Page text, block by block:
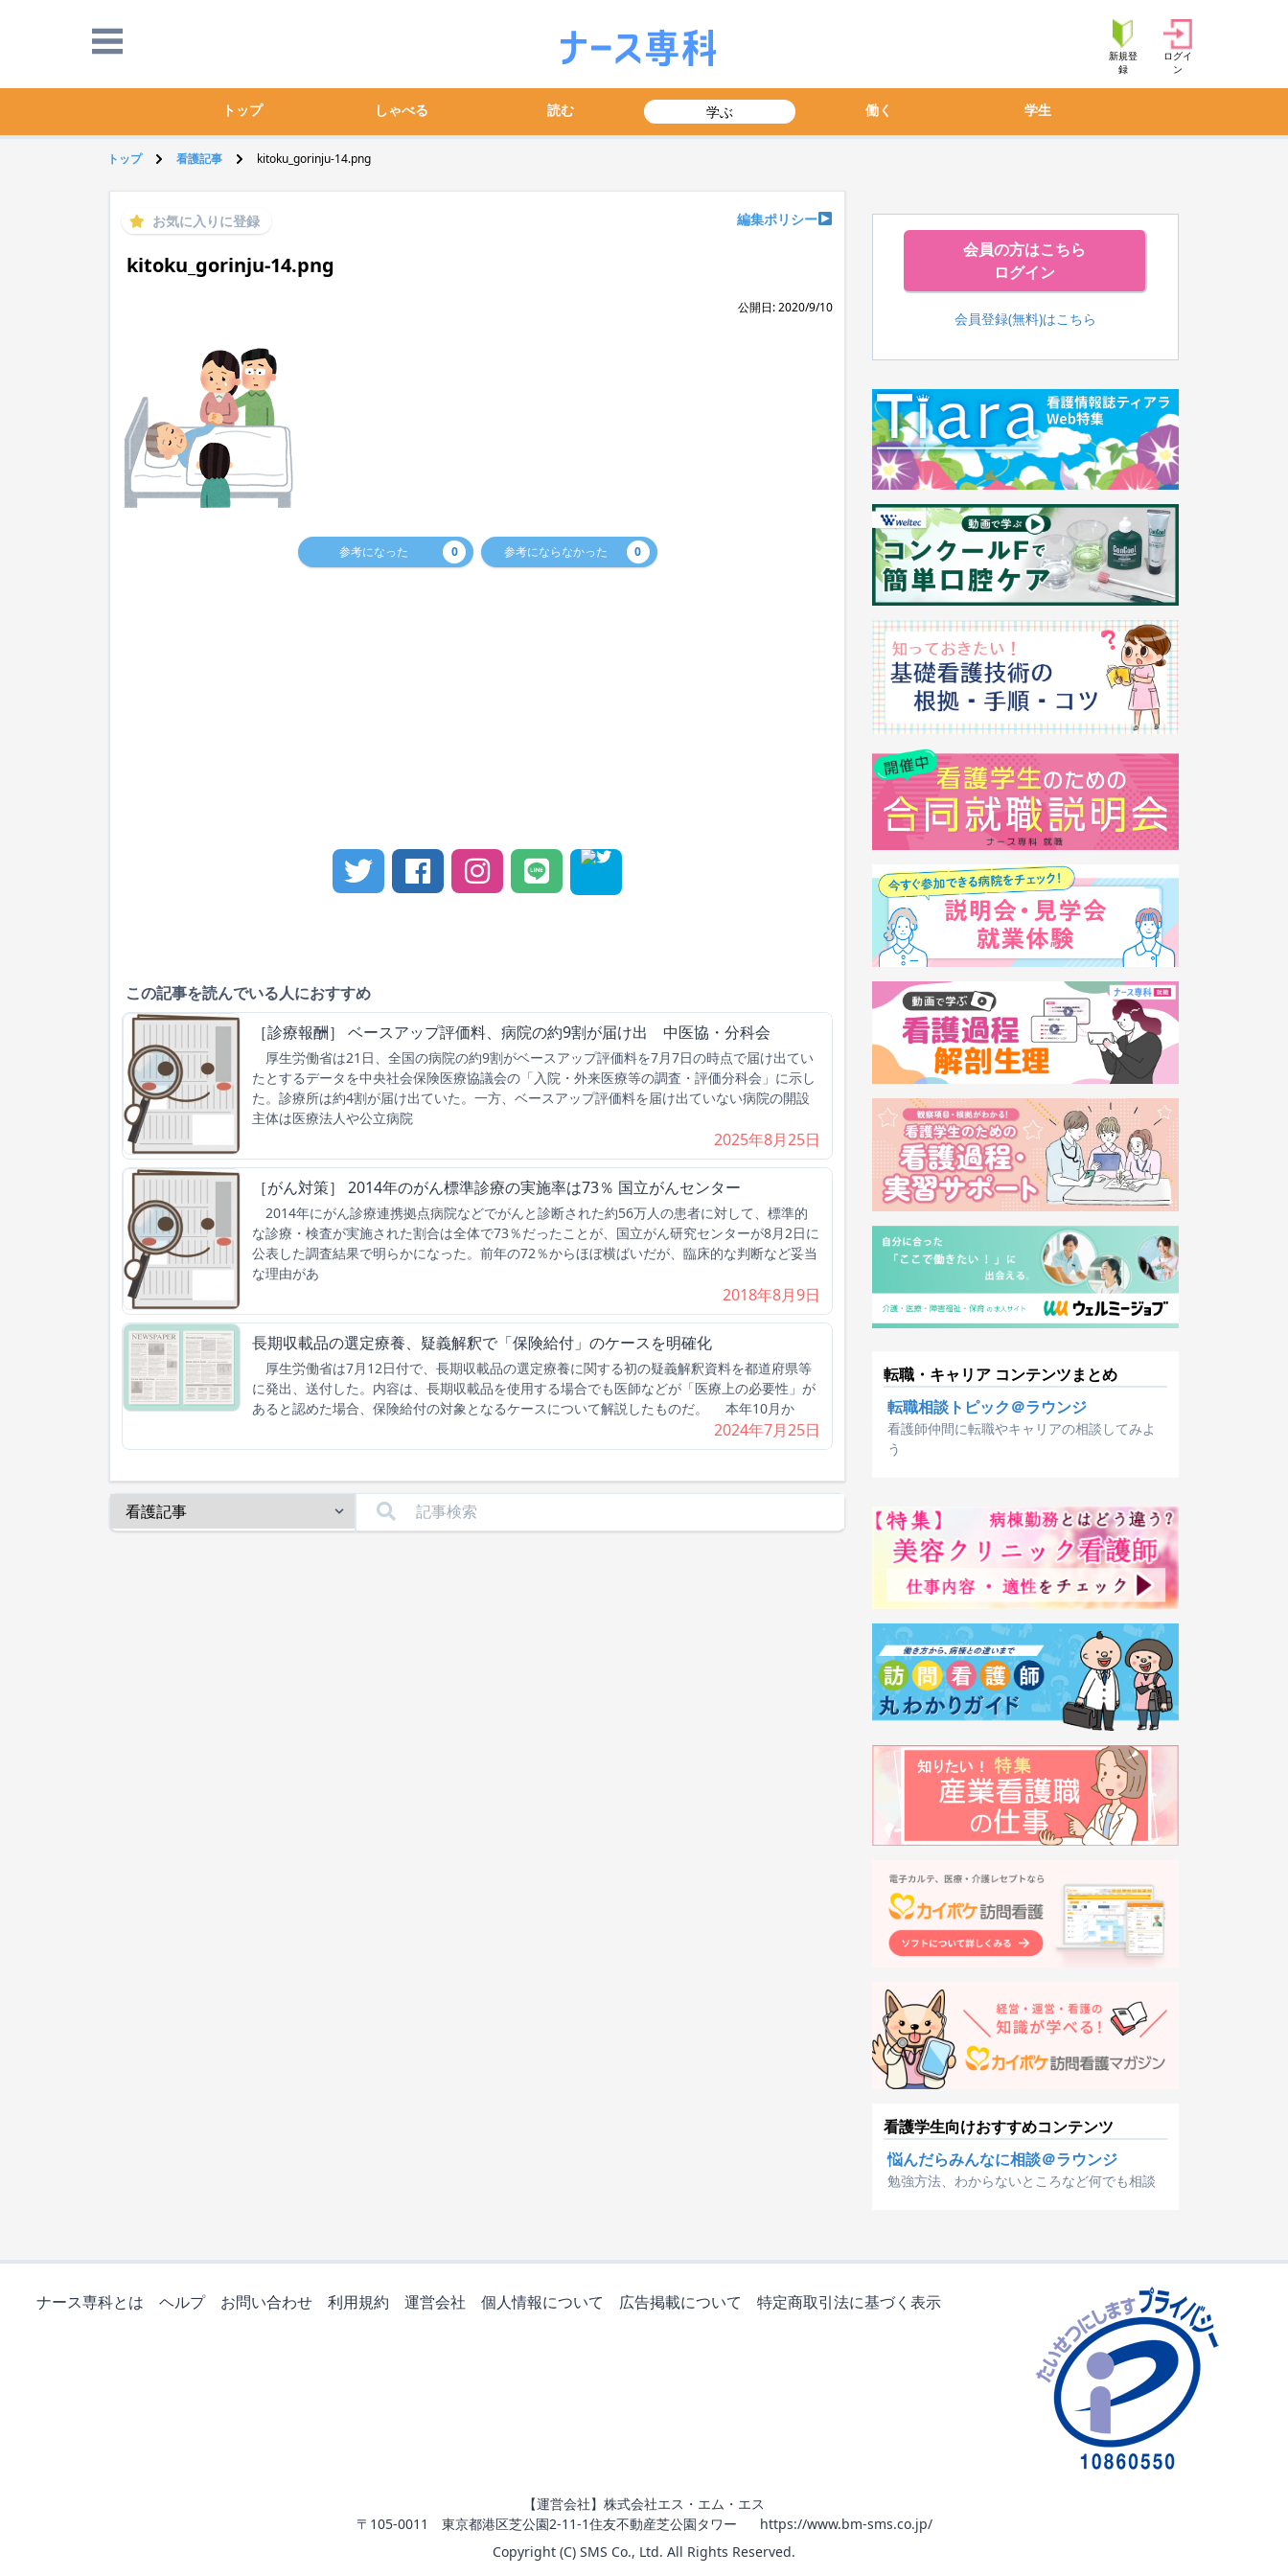
新規登
録
ログイ
ン
トップ しゃべる 読む 学ぶ 働く 学生
トップ 看護記事 kitoku_gorinju-14.png
お気に入りに登録 編集ポリシー
kitoku_gorinju-14.png
公開日: 2020/9/10
参考になった 0 参考にならなかった 0
この記事を読んでいる人におすすめ
［診療報酬］ ベースアップ評価料、病院の約9割が届け出 中医協・分科会
厚生労働省は21日、全国の病院の約9割がベースアップ評価料を7月7日の時点で届け出てい
たとするデータを中央社会保険医療協議会の「入院・外来医療等の調査・評価分科会」に示し
た。診療所は約4割が届け出ていた。一方、ベースアップ評価料を届け出ていない病院の開設
主体は医療法人や公立病院
2025年8月25日
［がん対策］ 2014年のがん標準診療の実施率は73％ 国立がんセンター
2014年にがん診療連携拠点病院などでがんと診断された約56万人の患者に対して、標準的
な診療・検査が実施された割合は全体で73％だったことが、国立がん研究センターが8月2日に
公表した調査結果で明らかになった。前年の72％からほぼ横ばいだが、臨床的な判断など妥当
な理由があ
2018年8月9日
長期収載品の選定療養、疑義解釈で「保険給付」のケースを明確化
厚生労働省は7月12日付で、長期収載品の選定療養に関する初の疑義解釈資料を都道府県等
に発出、送付した。内容は、長期収載品を使用する場合でも医師などが「医療上の必要性」が
あると認めた場合、保険給付の対象となるケースについて解説したものだ。 本年10月か
2024年7月25日
会員の方はこちら
ログイン
会員登録(無料)はこちら
転職・キャリア コンテンツまとめ
転職相談トピック＠ラウンジ
看護師仲間に転職やキャリアの相談してみよ
う
看護学生向けおすすめコンテンツ
悩んだらみんなに相談＠ラウンジ
勉強方法、わからないところなど何でも相談
ナース専科とは ヘルプ お問い合わせ 利用規約 運営会社 個人情報について 広告掲載について 特定商取引法に基づく表示
【運営会社】株式会社エス・エム・エス
〒105-0011 東京都港区芝公園2-11-1住友不動産芝公園タワー
https://www.bm-sms.co.jp/
Copyright (C) SMS Co., Ltd. All Rights Reserved.